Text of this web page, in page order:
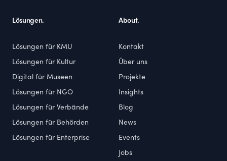
Lösungen.
Lösungen für KMU
Lösungen für Kultur
Digital für Museen
Lösungen für NGO
Lösungen für Verbände
Lösungen für Behörden
Lösungen für Enterprise
About.
Kontakt
Über uns
Projekte
Insights
Blog
News
Events
Jobs